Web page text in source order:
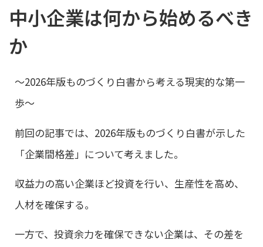
中小企業は何から始めるべき
か
～2026年版ものづくり白書から考える現実的な第一
歩～
前回の記事では、2026年版ものづくり白書が示した
「企業間格差」について考えました。
収益力の高い企業ほど投資を行い、生産性を高め、
人材を確保する。
一方で、投資余力を確保できない企業は、その差を